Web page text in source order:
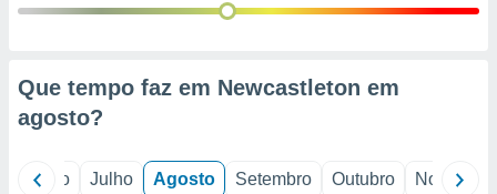
e
de
Que tempo faz em Newcastleton em
agosto?
Junho Julho Agosto Setembro Outubro Novembro